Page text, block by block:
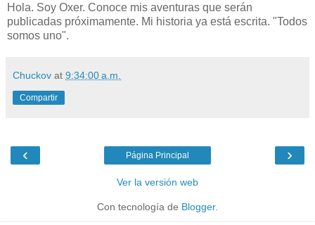
Hola. Soy Oxer. Conoce mis aventuras que serán
publicadas próximamente. Mi historia ya está escrita. "Todos
somos uno".
Chuckov at 9:34:00 a.m.
Compartir
‹ ›
Página Principal
Ver la versión web
Con tecnología de Blogger.